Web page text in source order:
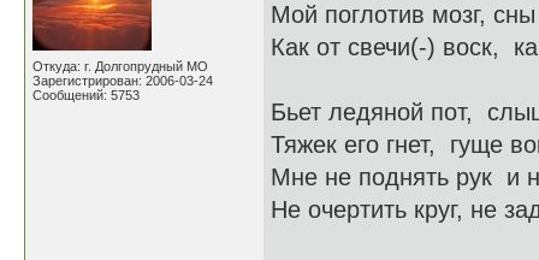
Откуда: г. Долгопрудный МО
Зарегистрирован: 2006-03-24
Сообщений: 5753
Мой поглотив мозг,
Как от свечи(-) воск,
Бьет ледяной пот,
Тяжек его гнет, гуще
Мне не поднять рук и
Не очертить круг, не